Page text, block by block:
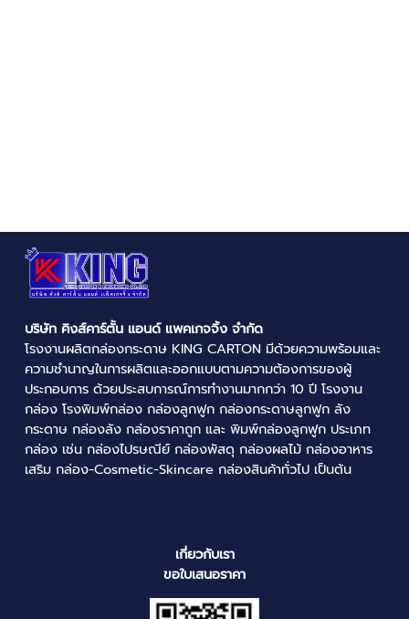
บริษัท คิงส์คาร์ตั้น แอนด์ แพคเกจจิ้ง จำกัด
โรงงานผลิตกล่องกระดาษKING CARTON มีด้วยความพร้อมและ
ความชำนาญในการผลิตและออกแบบตามความต้องการของผู้
ประกอบการ ด้วยประสบการณ์การทำงานมากกว่า 10 ปี โรงงาน
กล่อง โรงพิมพ์กล่อง กล่องลูกฟูก กล่องกระดาษลูกฟูก ลัง
กระดาษ กล่องลัง กล่องราคาถูกและ พิมพ์กล่องลูกฟูกประเภท
กล่อง เช่น กล่องไปรษณีย์ กล่องพัสดุ กล่องผลไม้กล่องอาหาร
เสริม กล่อง-Cosmetic-Skincare กล่องสินค้าทั่วไป เป็นต้น
เกี่ยวกับเรา
ขอใบเสนอราคา